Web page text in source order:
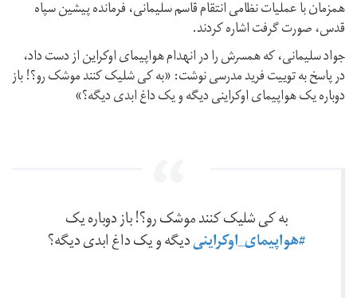
همزمان با عملیات نظامی انتقام قاسم سلیمانی،‌ فرمانده پیشین سپاه
قدس،‌ صورت گرفت اشاره کردند.
جواد سلیمانی،‌ که همسرش را در انهدام هواپیمای اوکراین از دست داد،‌
در پاسخ به توییت فرید مدرسی نوشت:‌ «به کی شلیک کنند موشک رو؟! باز
دوباره یک هواپیمای اوکراینی دیگه و یک داغ ابدی دیگه؟»
به کی شلیک کنند موشک رو؟! باز دوباره یک
#هواپیمای_اوکراینیدیگه و یک داغ ابدی دیگه؟